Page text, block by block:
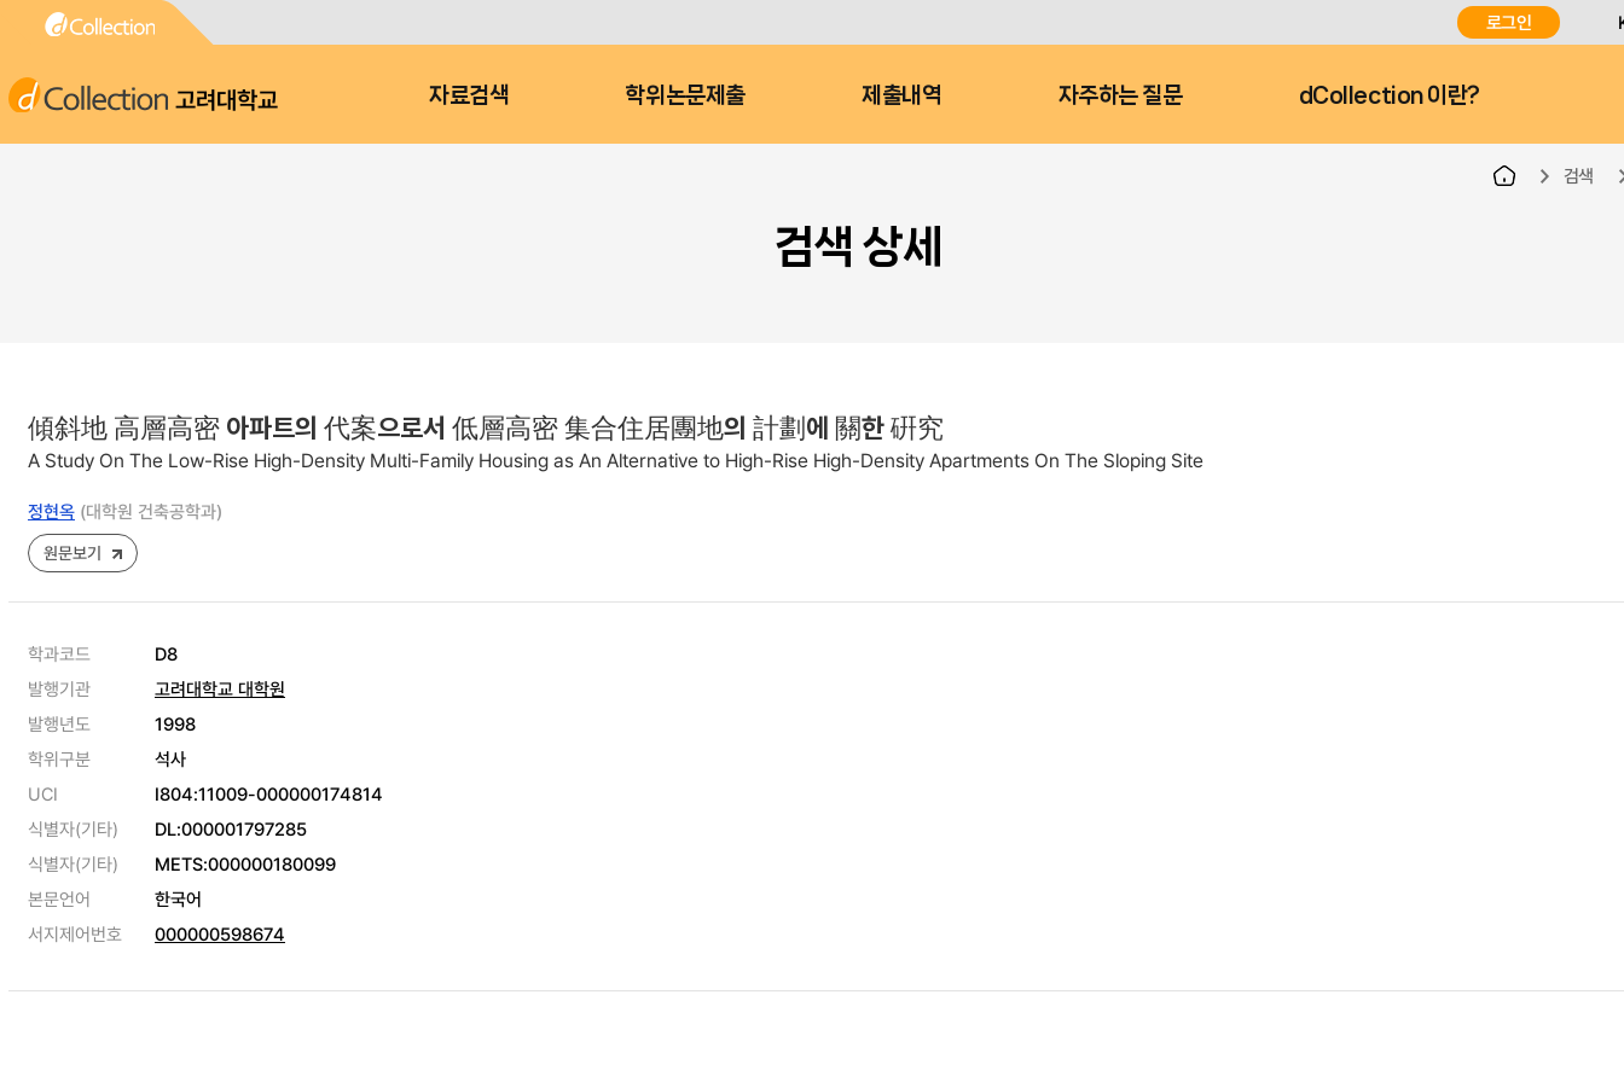
로그인
고려대학교 자료검색 학위논문제출 제출내역 자주하는 질문 dCollection 이란?
검색
검색 상세
傾斜地 高層高密 아파트의 代案으로서 低層高密 集合住居團地의 計劃에 關한 硏究
A Study On The Low-Rise High-Density Multi-Family Housing as An Alternative to High-Rise High-Density Apartments On The Sloping Site
정현옥 (대학원 건축공학과)
원문보기
학과코드
D8
발행기관
고려대학교 대학원
발행년도
1998
학위구분
석사
UCI
I804:11009-000000174814
식별자(기타)
DL:000001797285
식별자(기타)
METS:000000180099
본문언어
한국어
서지제어번호
000000598674